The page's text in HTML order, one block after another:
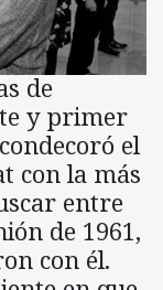
de
y primer
el
con la más
entre
de 1961,
con él.